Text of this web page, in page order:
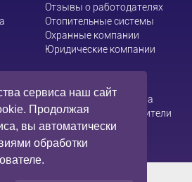
сервиса наш сайт
Продолжая
вы автоматически
обработки
Отзывы о работодателях
Отопительные системы
Охранные компании
Юридические компании
не несет ответственности за
которую размещают посетители